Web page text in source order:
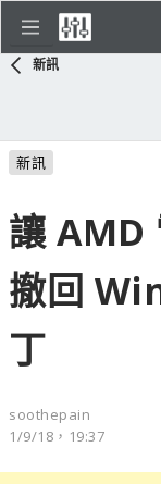
新訊
新訊
讓 AMD
撤回
丁
soothepain
1/9/18，19:37